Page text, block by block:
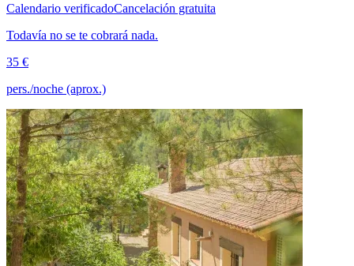
Calendario verificadoCancelación gratuita
Todavía no se te cobrará nada.
35 €
pers./noche (aprox.)